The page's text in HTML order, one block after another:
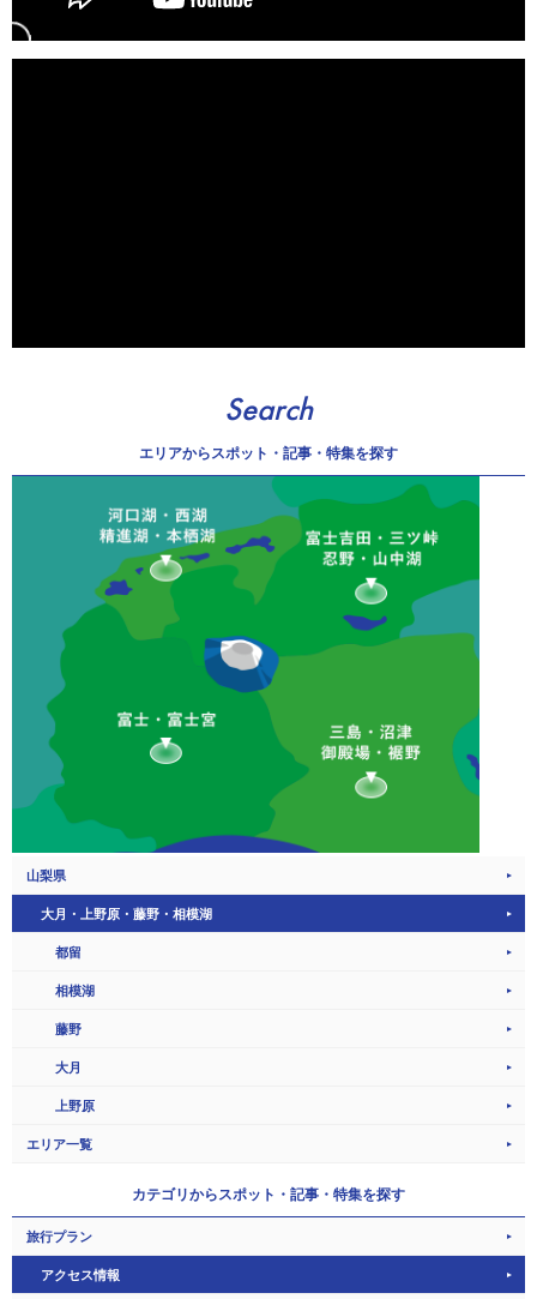
Search
エリアからスポット・記事・特集を探す
山梨県
大月・上野原・藤野・相模湖
都留
相模湖
藤野
大月
上野原
エリア一覧
カテゴリからスポット・記事・特集を探す
旅行プラン
アクセス情報